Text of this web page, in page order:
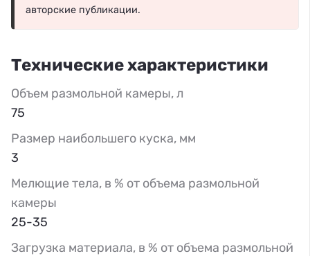
авторские публикации.
Технические характеристики
Объем размольной камеры, л
75
Размер наибольшего куска, мм
3
Мелющие тела, в % от объема размольной
камеры
25-35
Загрузка материала, в % от объема размольной